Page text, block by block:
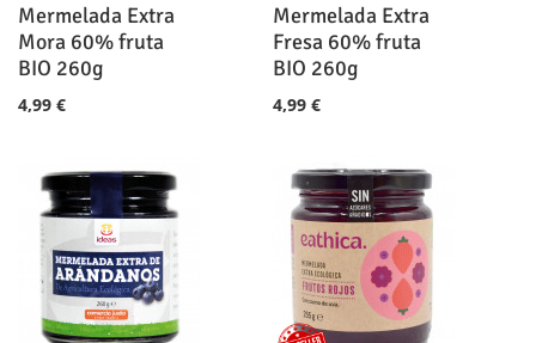
Mermelada Extra
Mora 60% fruta
BIO 260g
4,99 €
Mermelada Extra
Fresa 60% fruta
BIO 260g
4,99 €